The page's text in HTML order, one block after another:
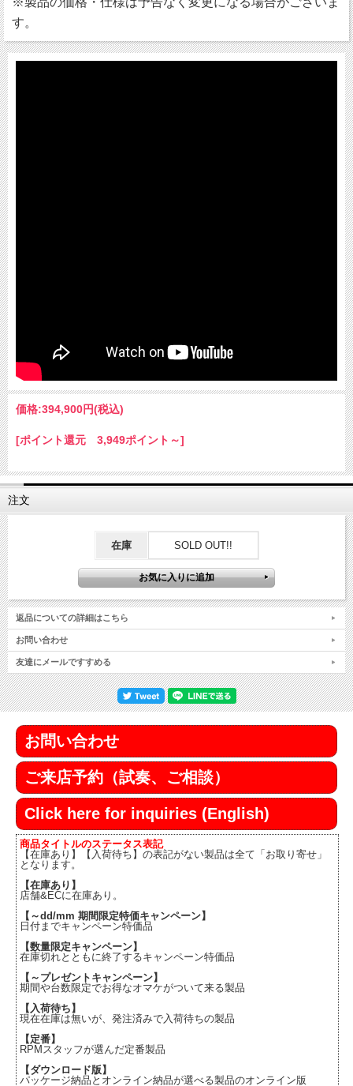
す。
価格:394,900円(税込)
[ポイント還元 3,949ポイント～]
注文
在庫 SOLD OUT!!
返品についての詳細はこちら
お問い合わせ
友達にメールですすめる
お問い合わせ
ご来店予約（試奏、ご相談）
Click here for inquiries (English)
商品タイトルのステータス表記
【在庫あり】【入荷待ち】の表記がない製品は全て「お取り寄せ」
となります。
【在庫あり】
店舗&ECに在庫あり。
【～dd/mm 期間限定特価キャンペーン】
日付までキャンペーン特価品
【数量限定キャンペーン】
在庫切れとともに終了するキャンペーン特価品
【～プレゼントキャンペーン】
期間や台数限定でお得なオマケがついて来る製品
【入荷待ち】
現在在庫は無いが、発注済みで入荷待ちの製品
【定番】
RPMスタッフが選んだ定番製品
【ダウンロード版】
パッケージ納品とオンライン納品が選べる製品のオンライン版